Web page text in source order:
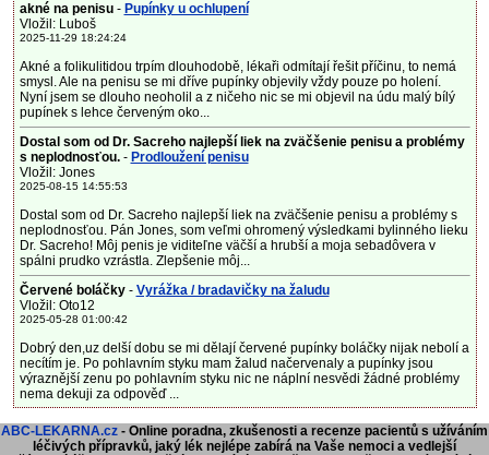
akné na penisu- Pupínky u ochlupení
Vložil: Luboš
2025-11-29 18:24:24
Akné a folikulitidou trpím dlouhodobě, lékaři odmítají řešit příčinu, to nemá
smysl. Ale na penisu se mi dříve pupínky objevily vždy pouze po holení.
Nyní jsem se dlouho neoholil a z ničeho nic se mi objevil na údu malý bílý
pupínek s lehce červeným oko...
Dostal som od Dr. Sacreho najlepší liek na zväčšenie penisu a problémy
s neplodnosťou.- Prodloužení penisu
Vložil: Jones
2025-08-15 14:55:53
Dostal som od Dr. Sacreho najlepší liek na zväčšenie penisu a problémy s
neplodnosťou. Pán Jones, som veľmi ohromený výsledkami bylinného lieku
Dr. Sacreho! Môj penis je viditeľne väčší a hrubší a moja sebadôvera v
spálni prudko vzrástla. Zlepšenie môj...
Červené boláčky - Vyrážka / bradavičky na žaludu
Vložil: Oto12
2025-05-28 01:00:42
Dobrý den,uz delší dobu se mi dělají červené pupínky boláčky nijak nebolí a
necítím je. Po pohlavním styku mam žalud načervenaly a pupínky jsou
výraznější zenu po pohlavním styku nic ne náplní nesvědi žádné problémy
nema dekuji za odpověď ...
ABC-LEKARNA.cz - Online poradna, zkušenosti a recenze pacientů s užíváním
léčivých přípravků, jaký lék nejlépe zabírá na Vaše nemoci a vedlejší